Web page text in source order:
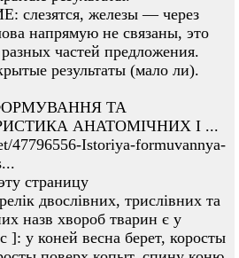
железы — через
напрямую не связаны, это
частей предложения.
результаты (мало ли).
ТА
АНАТОМІЧНИХ І ...
47796556-Istoriya-formuvannya-
страницу
двослівних, трислівних та
назв хвороб тварин є у
]: у коней весна берет, коросты